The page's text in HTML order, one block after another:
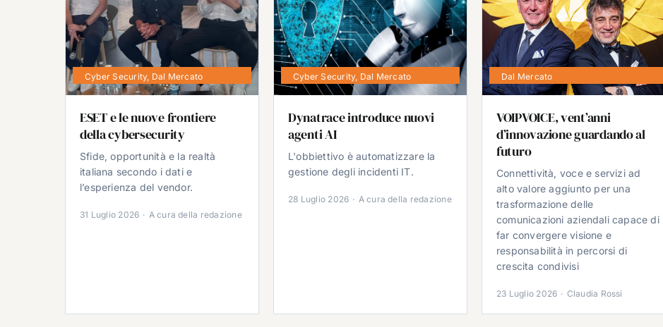
Cyber Security, Dal Mercato
ESET e le nuove frontiere
della cybersecurity
Sfide, opportunità e la realtà
italiana secondo i dati e
l’esperienza del vendor.
31 Luglio 2026 · A cura della redazione
Cyber Security, Dal Mercato
Dynatrace introduce nuovi
agenti AI
L'obbiettivo è automatizzare la
gestione degli incidenti IT.
28 Luglio 2026 · A cura della redazione
Dal Mercato
VOIPVOICE, vent’anni
d’innovazione guardando al
futuro
Connettività, voce e servizi ad
alto valore aggiunto per una
trasformazione delle
comunicazioni aziendali capace di
far convergere visione e
responsabilità in percorsi di
crescita condivisi
23 Luglio 2026 · Claudia Rossi